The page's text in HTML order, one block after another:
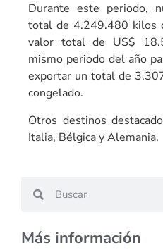
Durante este periodo,
total de 4.249.480 kilos
valor total de US$
mismo periodo del año
exportar un total de
congelado.
Otros destinos
Italia, Bélgica y Alemania.
Más información